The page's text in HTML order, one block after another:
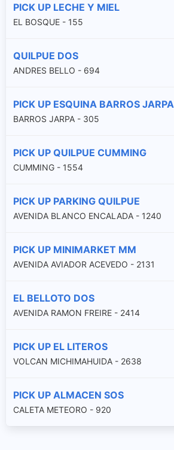
PICK UP LECHE Y MIEL
EL BOSQUE - 155
QUILPUE DOS
ANDRES BELLO - 694
PICK UP ESQUINA BARROS JARPA
BARROS JARPA - 305
PICK UP QUILPUE CUMMING
CUMMING - 1554
PICK UP PARKING QUILPUE
AVENIDA BLANCO ENCALADA - 1240
PICK UP MINIMARKET MM
AVENIDA AVIADOR ACEVEDO - 2131
EL BELLOTO DOS
AVENIDA RAMON FREIRE - 2414
PICK UP EL LITEROS
VOLCAN MICHIMAHUIDA - 2638
PICK UP ALMACEN SOS
CALETA METEORO - 920